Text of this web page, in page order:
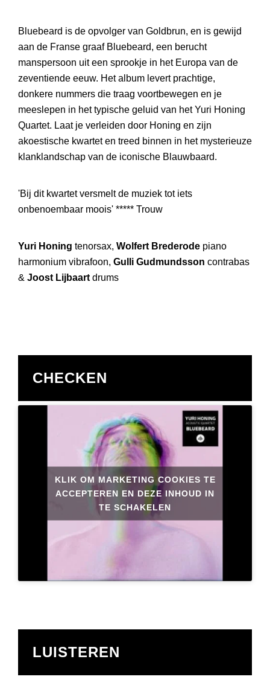
Bluebeard is de opvolger van Goldbrun, en is gewijd
aan de Franse graaf Bluebeard, een berucht
manspersoon uit een sprookje in het Europa van de
zeventiende eeuw. Het album levert prachtige,
donkere nummers die traag voortbewegen en je
meeslepen in het typische geluid van het Yuri Honing
Quartet. Laat je verleiden door Honing en zijn
akoestische kwartet en treed binnen in het mysterieuze
klanklandschap van de iconische Blauwbaard.
'Bij dit kwartet versmelt de muziek tot iets
onbenoembaar moois' ***** Trouw
Yuri Honing tenorsax, Wolfert Brederode piano
harmonium vibrafoon, Gulli Gudmundsson contrabas
& Joost Lijbaart drums
CHECKEN
KLIK OM MARKETING COOKIES TE
ACCEPTEREN EN DEZE INHOUD IN
TE SCHAKELEN
LUISTEREN